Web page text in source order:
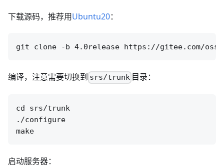
下载源码，推荐用Ubuntu20：
编译，注意需要切换到 srs/trunk 目录：
cd srs/trunk
./configure
启动服务器：